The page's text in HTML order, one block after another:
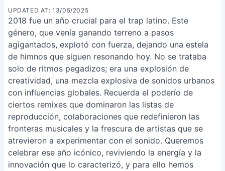
UPDATED AT: 13/05/2025
2018 fue un año crucial para el trap latino. Este
género, que venía ganando terreno a pasos
agigantados, explotó con fuerza, dejando una estela
de himnos que siguen resonando hoy. No se trataba
solo de ritmos pegadizos; era una explosión de
creatividad, una mezcla explosiva de sonidos urbanos
con influencias globales. Recuerda el poderío de
ciertos remixes que dominaron las listas de
reproducción, colaboraciones que redefinieron las
fronteras musicales y la frescura de artistas que se
atrevieron a experimentar con el sonido. Queremos
celebrar ese año icónico, reviviendo la energía y la
innovación que lo caracterizó, y para ello hemos